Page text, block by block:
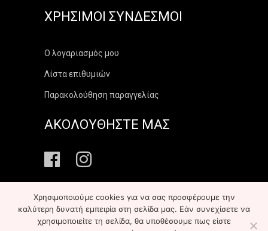
ΧΡΉΣΙΜΟΙ ΣΎΝΔΕΣΜΟΙ
Ο λογαριασμός μου
Λίστα επιθυμιών
Παρακολούθηση παραγγελίας
ΑΚΟΛΟΥΘΗΣΤΕ ΜΑΣ
Copyright ©2026elekonart.grAll Rights Reserved
Χρησιμοποιούμε cookies για να σας προσφέρουμε την
καλύτερη δυνατή εμπειρία στη σελίδα μας. Εάν συνεχίσετε να
χρησιμοποιείτε τη σελίδα, θα υποθέσουμε πως είστε